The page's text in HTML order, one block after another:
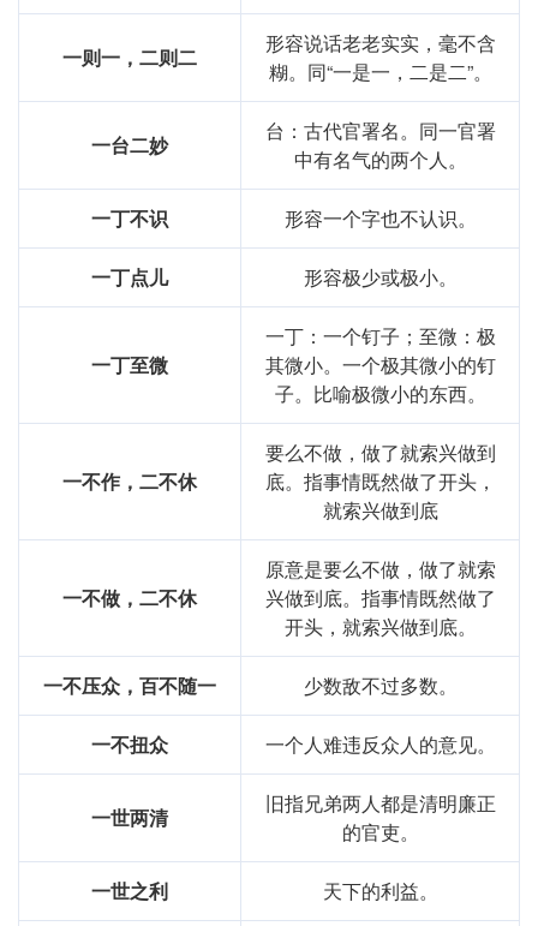
一则一，二则二
形容说话老老实实，毫不含
糊。同“一是一，二是二”。
一台二妙
台：古代官署名。同一官署
中有名气的两个人。
一丁不识 形容一个字也不认识。
一丁点儿 形容极少或极小。
一丁至微
一丁：一个钉子；至微：极
其微小。一个极其微小的钉
子。比喻极微小的东西。
一不作，二不休
要么不做，做了就索兴做到
底。指事情既然做了开头，
就索兴做到底
一不做，二不休
原意是要么不做，做了就索
兴做到底。指事情既然做了
开头，就索兴做到底。
一不压众，百不随一 少数敌不过多数。
一不扭众 一个人难违反众人的意见。
一世两清
旧指兄弟两人都是清明廉正
的官吏。
一世之利 天下的利益。